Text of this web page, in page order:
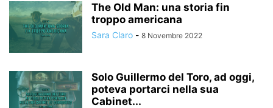
The Old Man: una storia fin
troppo americana
Sara Claro - 8 Novembre 2022
Solo Guillermo del Toro, ad oggi,
poteva portarci nella sua
Cabinet...